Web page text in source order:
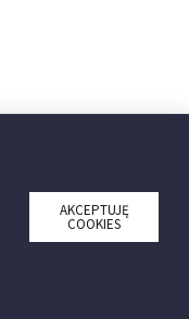
AKCEPTUJĘ
COOKIES